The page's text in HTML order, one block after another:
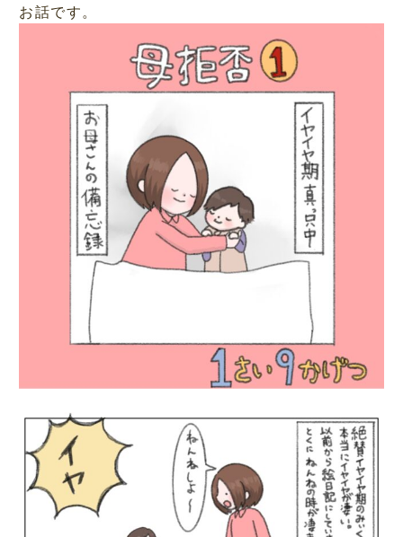
お話です。